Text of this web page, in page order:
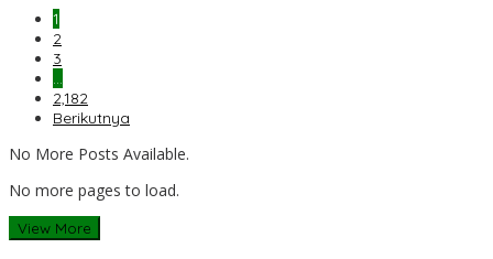
1
2
3
…
2,182
Berikutnya
No More Posts Available.
No more pages to load.
View More